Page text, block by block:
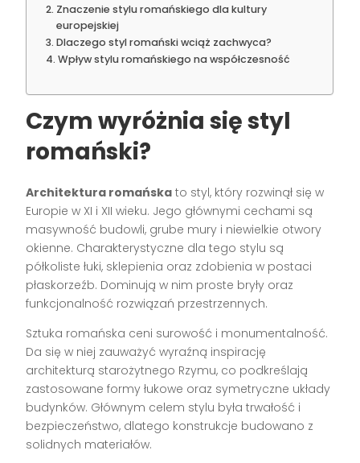
Znaczenie stylu romańskiego dla kultury
europejskiej
Dlaczego styl romański wciąż zachwyca?
Wpływ stylu romańskiego na współczesność
Czym wyróżnia się styl
romański?
Architektura romańska to styl, który rozwinął się w
Europie w XI i XII wieku. Jego głównymi cechami są
masywność budowli, grube mury i niewielkie otwory
okienne. Charakterystyczne dla tego stylu są
półkoliste łuki, sklepienia oraz zdobienia w postaci
płaskorzeźb. Dominują w nim proste bryły oraz
funkcjonalność rozwiązań przestrzennych.
Sztuka romańska ceni surowość i monumentalność.
Da się w niej zauważyć wyraźną inspirację
architekturą starożytnego Rzymu, co podkreślają
zastosowane formy łukowe oraz symetryczne układy
budynków. Głównym celem stylu była trwałość i
bezpieczeństwo, dlatego konstrukcje budowano z
solidnych materiałów.